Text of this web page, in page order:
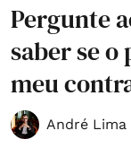
Pergunte
saber se
meu
André Lima